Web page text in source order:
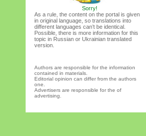
Sorry!
As a rule, the content on the portal is given
in original language, so translations into
different languages can’t be identical.
Possible, there is more information for this
topic in Russian or Ukrainian translated
version.
Authors are responsible for the information
contained in materials.
Editorial opinion can differ from the authors
one.
Advertisers are responsible for the of
advertising.